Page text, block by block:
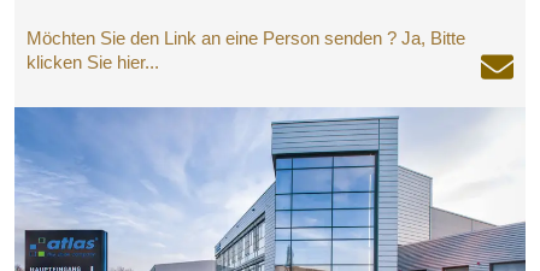
Möchten Sie den Link an eine Person senden ? Ja, Bitte
klicken Sie hier...